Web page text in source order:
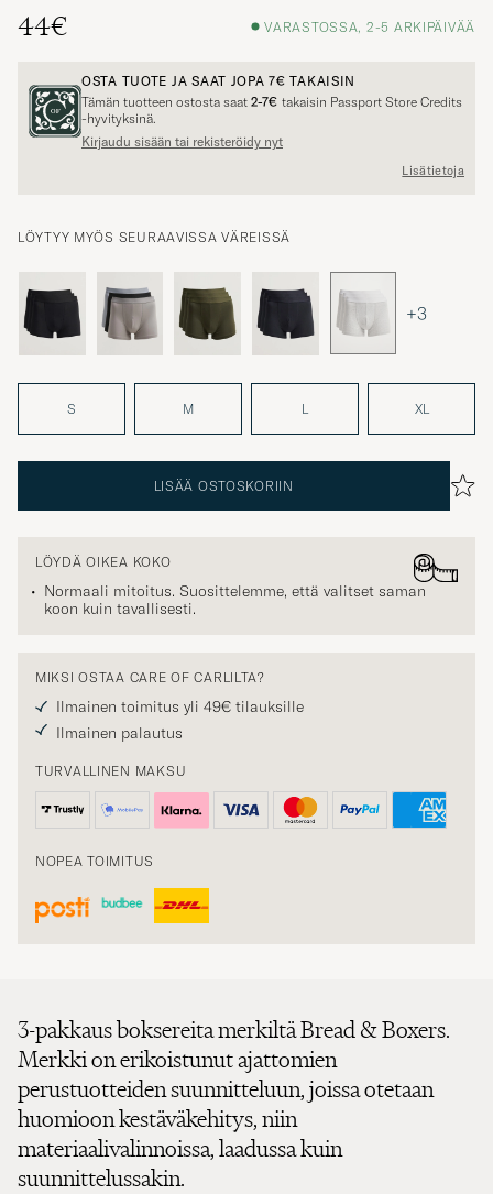
44€
VARASTOSSA, 2-5 ARKIPÄIVÄÄ
OSTA TUOTE JA SAAT JOPA7€ TAKAISIN
Tämän tuotteen ostosta saat 2-7€ takaisin Passport Store Credits
-hyvityksinä.
Kirjaudu sisään tai rekisteröidy nyt
Lisätietoja
LÖYTYY MYÖS SEURAAVISSA VÄREISSÄ
+3
S M L XL
LISÄÄ OSTOSKORIIN
LÖYDÄ OIKEA KOKO
Normaali mitoitus. Suosittelemme, että valitset saman
koon kuin tavallisesti.
MIKSI OSTAA CARE OF CARLILTA?
Ilmainen toimitus yli 49€ tilauksille
Ilmainen palautus
TURVALLINEN MAKSU
NOPEA TOIMITUS
3-pakkaus boksereita merkiltä Bread & Boxers.
Merkki on erikoistunut ajattomien
perustuotteiden suunnitteluun, joissa otetaan
huomioon kestäväkehitys, niin
materiaalivalinnoissa, laadussa kuin
suunnittelussakin.